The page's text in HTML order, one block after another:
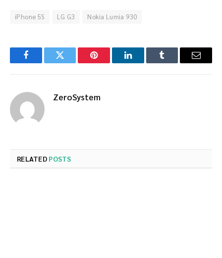
iPhone 5S LG G3 Nokia Lumia 930
FacebookTwitter Pinterest LinkedInTumblr Email
ZeroSystem
RELATED POSTS